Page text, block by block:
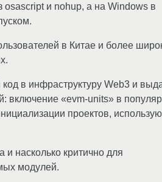
osascript и nohup, а на Windows в
в Китае и более
в инфраструктуру Web3 и
включение «evm-units» в
проектов,
и насколько критично для
модулей.